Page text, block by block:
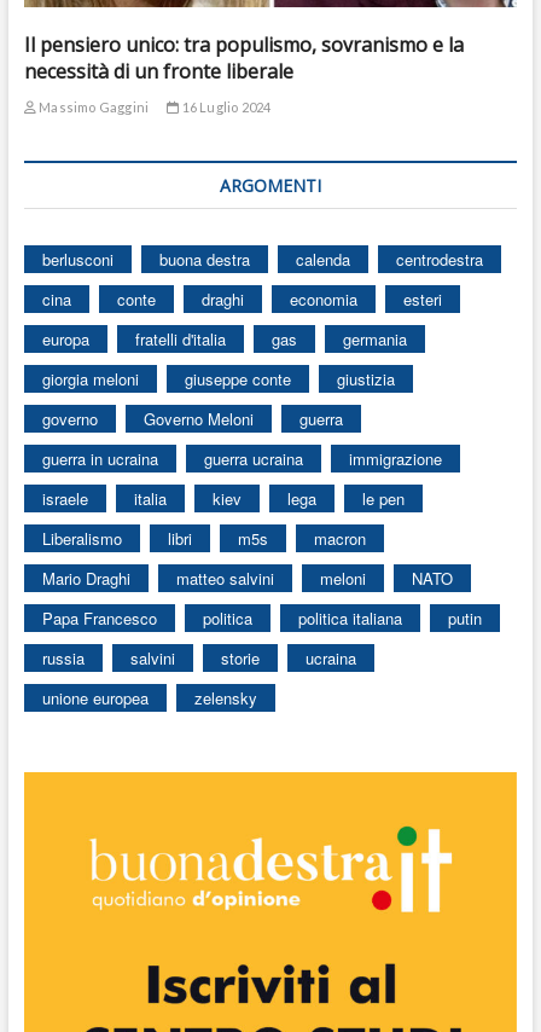
Il pensiero unico: tra populismo, sovranismo e la
necessità di un fronte liberale
Massimo Gaggini 16 Luglio 2024
ARGOMENTI
berlusconi buona destra calenda
centrodestra
cina
conte draghi economia
esteri
europa
fratelli d'italia gas
germania
giorgia meloni
giuseppe conte
giustizia
governo
Governo Meloni
guerra
guerra in ucraina
guerra ucraina
immigrazione
israele
italia kiev lega
le pen
Liberalismo
libri m5s
macron
Mario Draghi
matteo salvini meloni
NATO
Papa Francesco
politica politica italiana
putin
russia
salvini storie
ucraina
unione europea
zelensky